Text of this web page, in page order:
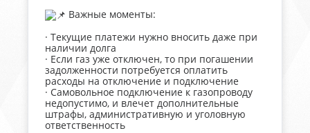
Важные моменты:
· Текущие платежи нужно вносить даже при
наличии долга
· Если газ уже отключен, то при погашении
задолженности потребуется оплатить
расходы на отключение и подключение
· Самовольное подключение к газопроводу
недопустимо, и влечет дополнительные
штрафы, административную и уголовную
ответственность